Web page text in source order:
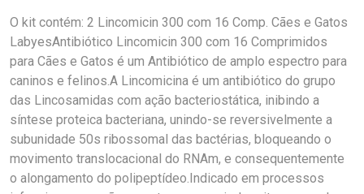
O kit contém: 2 Lincomicin 300 com 16 Comp. Cães e Gatos
LabyesAntibiótico Lincomicin 300 com 16 Comprimidos
para Cães e Gatos é um Antibiótico de amplo espectro para
caninos e felinos.A Lincomicina é um antibiótico do grupo
das Lincosamidas com ação bacteriostática, inibindo a
síntese proteica bacteriana, unindo-se reversivelmente a
subunidade 50s ribossomal das bactérias, bloqueando o
movimento translocacional do RNAm, e consequentemente
o alongamento do polipeptídeo.Indicado em processos